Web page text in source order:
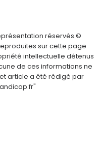
réservés.©
sur cette page
intellectuelle détenus
de ces informations ne
article a été rédigé par